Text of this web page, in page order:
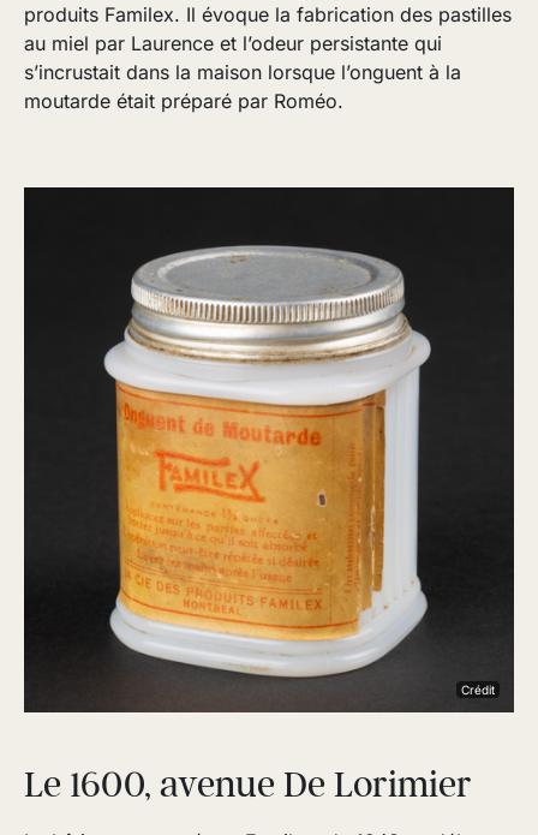
produits Familex. Il évoque la fabrication des pastilles
au miel par Laurence et l’odeur persistante qui
s’incrustait dans la maison lorsque l’onguent à la
moutarde était préparé par Roméo.
Crédit
Le 1600, avenue De Lorimier